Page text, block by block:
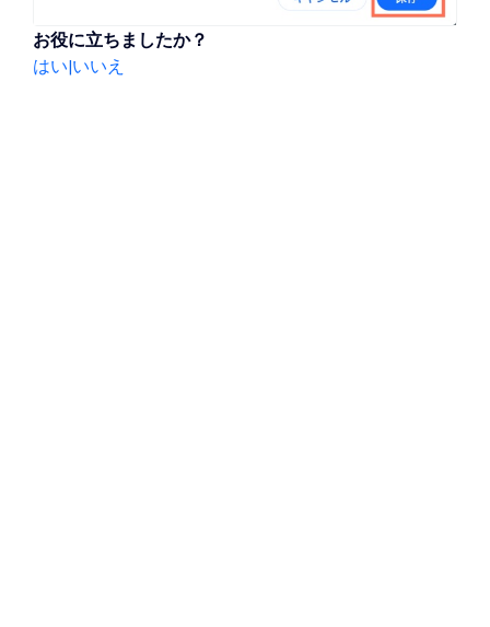
お役に立ちましたか？
はい|いいえ